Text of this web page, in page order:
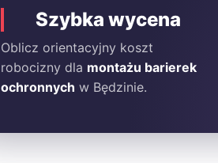
Szybka wycena
Oblicz orientacyjny koszt
robocizny dla montażu barierek
ochronnych w Będzinie.